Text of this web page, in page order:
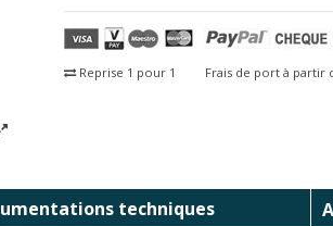
Reprise 1 pour 1 Frais de port à partir
techniques